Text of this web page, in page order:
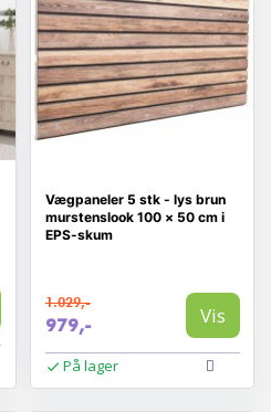
Vægpaneler 5 stk - lys brun
murstenslook 100 × 50 cm i
EPS-skum
1.029,-
979,- Vis
På lager